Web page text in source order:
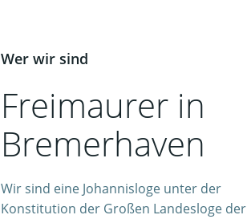
Wer wir sind
Freimaurer in
Bremerhaven
Wir sind eine Johannisloge unter der
Konstitution der Großen Landesloge der